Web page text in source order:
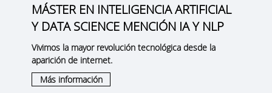
MÁSTER EN INTELIGENCIA ARTIFICIAL
Y DATA SCIENCE MENCIÓN IA Y NLP
Vivimos la mayor revolución tecnológica desde la
aparición de internet.
Más información